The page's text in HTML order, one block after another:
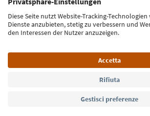
Südtirol Guide App